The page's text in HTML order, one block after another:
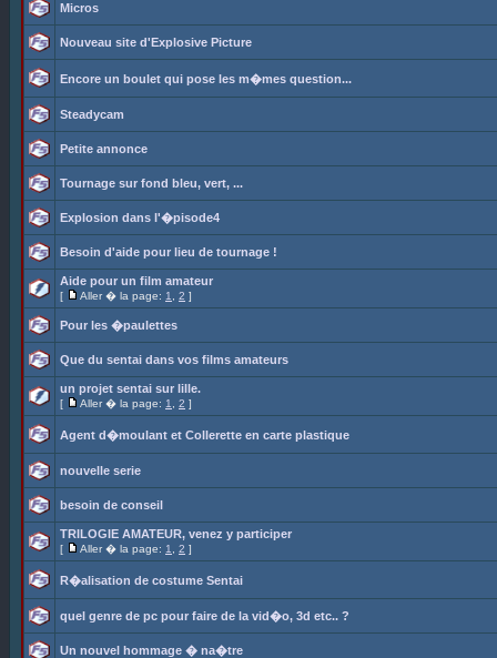
Micros
Nouveau site d'Explosive Picture
Encore un boulet qui pose les m�mes question...
Steadycam
Petite annonce
Tournage sur fond bleu, vert, ...
Explosion dans l'�pisode4
Besoin d'aide pour lieu de tournage !
Aide pour un film amateur
[ Aller � la page: 1 2 ]
Pour les �paulettes
Que du sentai dans vos films amateurs
un projet sentai sur lille.
[ Aller � la page: 1 2 ]
Agent d�moulant et Collerette en carte plastique
nouvelle serie
besoin de conseil
TRILOGIE AMATEUR, venez y participer
[ Aller � la page: 1 2 ]
R�alisation de costume Sentai
quel genre de pc pour faire de la vid�o, 3d etc.. ?
Un nouvel hommage � na�tre